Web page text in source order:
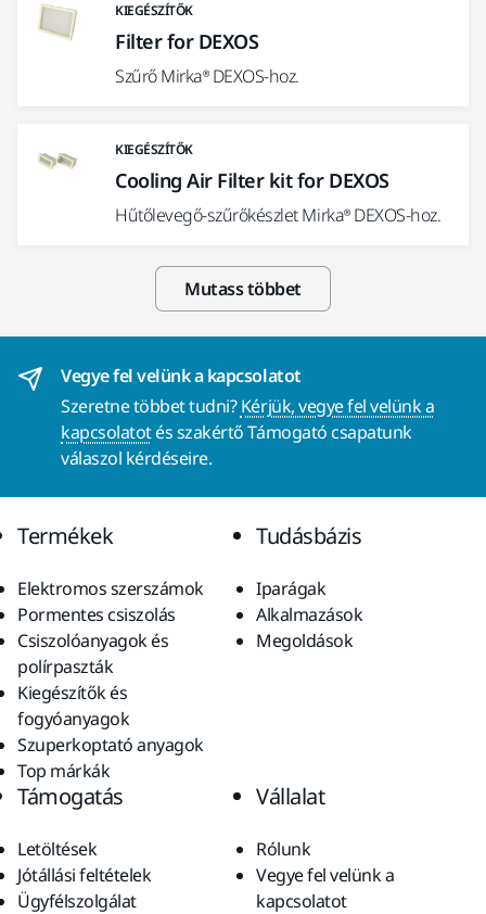
KIEGÉSZÍTŐK
Filter for DEXOS
Szűrő Mirka® DEXOS-hoz.
KIEGÉSZÍTŐK
Cooling Air Filter kit for DEXOS
Hűtőlevegő-szűrőkészlet Mirka® DEXOS-hoz.
Mutass többet
Vegye fel velünk a kapcsolatot
Szeretne többet tudni?Kérjük, vegye fel velünk a
kapcsolatotés szakértő Támogató csapatunk
válaszol kérdéseire.
Termékek
Elektromos szerszámok
Pormentes csiszolás
Csiszolóanyagok és
polírpaszták
Kiegészítők és
fogyóanyagok
Szuperkoptató anyagok
Top márkák
Tudásbázis
Iparágak
Alkalmazások
Megoldások
Támogatás
Letöltések
Jótállási feltételek
Ügyfélszolgálat
Vállalat
Rólunk
Vegye fel velünk a
kapcsolatot